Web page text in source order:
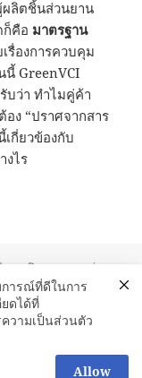
ผลิตชิ้นส่วนยาน
ก็คือ มาตรฐาน
รื่องการควบคุม
GreenVCI
บว่า ทำไมคู่ค้า
ง “ปราศจากสาร
กี่ยวข้องกับ
งไร
615: ทำไมโรงง
Bag greenvci
,กระดาษกัน
ติกกันสนิม ชลบุรี
กสารไนไตรต์,
ารณ์ที่ดีในการ
ดได้ที่
วามเป็นส่วนตัว
Allow